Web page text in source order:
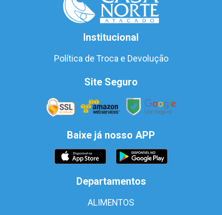
Institucional
Política de Troca e Devolução
Site Seguro
Baixe já nosso APP
Departamentos
ALIMENTOS